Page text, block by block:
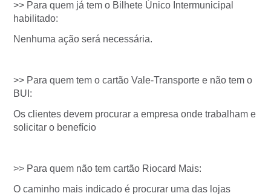
>> Para quem já tem o Bilhete Único Intermunicipal
habilitado:
Nenhuma ação será necessária.
>> Para quem tem o cartão Vale-Transporte e não tem o
BUI:
Os clientes devem procurar a empresa onde trabalham e
solicitar o benefício
>> Para quem não tem cartão Riocard Mais:
O caminho mais indicado é procurar uma das lojas